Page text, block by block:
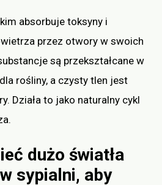
absorbuje toksyny i
przez otwory w swoich
są przekształcane w
rośliny, a czysty tlen jest
Działa to jako naturalny cykl
dużo światła
sypialni, aby